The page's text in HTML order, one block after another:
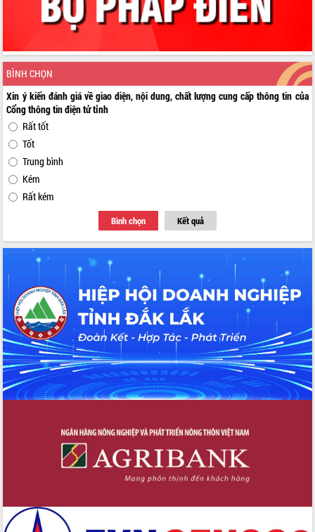
BÌNH CHỌN
Xin ý kiến đánh giá về giao diện, nội dung, chất lượng cung cấp thông tin của
Cổng thông tin điện tử tỉnh
Rất tốt
Tốt
Trung bình
Kém
Rất kém
Bình chọn Kết quả